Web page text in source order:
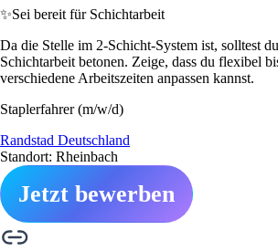
✨Sei bereit für Schichtarbeit
Da die Stelle im 2-Schicht-System ist, solltest
Schichtarbeit betonen. Zeige, dass du flexibel
verschiedene Arbeitszeiten anpassen kannst.
Staplerfahrer (m/w/d)
Randstad Deutschland
Standort: Rheinbach
Jetzt bewerben